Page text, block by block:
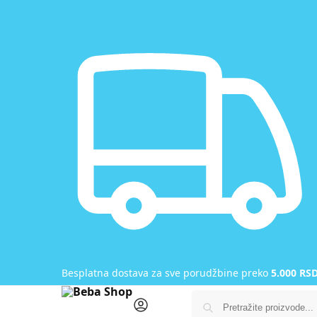
Besplatna dostava za sve porudžbine preko 5.000